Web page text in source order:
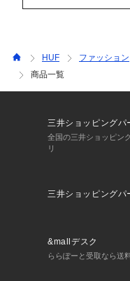
HUF ファッション
商品一覧
三井ショッピングパ
全国の三井ショッピン
リ
三井ショッピングパ
&mallデスク
ららぽーと受取なら送